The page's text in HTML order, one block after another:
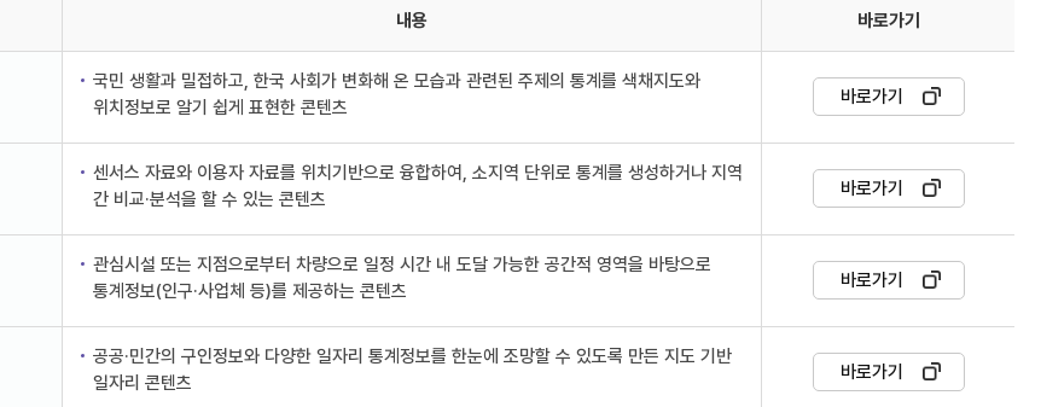
내용 바로가기
국민 생활과 밀접하고, 한국 사회가 변화해 온 모습과 관련된 주제의 통계를 색채지도와
위치정보로 알기 쉽게 표현한 콘텐츠
바로가기
센서스 자료와 이용자 자료를 위치기반으로 융합하여, 소지역 단위로 통계를 생성하거나 지역
간 비교·분석을 할 수 있는 콘텐츠
바로가기
관심시설 또는 지점으로부터 차량으로 일정 시간 내 도달 가능한 공간적 영역을 바탕으로
통계정보(인구·사업체 등)를 제공하는 콘텐츠
바로가기
공공·민간의 구인정보와 다양한 일자리 통계정보를 한눈에 조망할 수 있도록 만든 지도 기반
일자리 콘텐츠
바로가기